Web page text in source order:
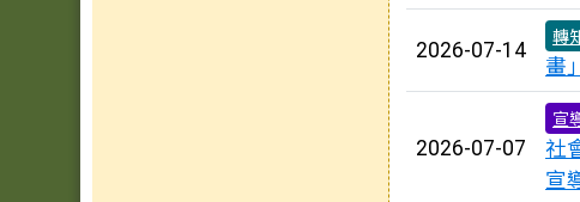
2026-07-14
轉
畫
2026-07-07
宣
社
宣